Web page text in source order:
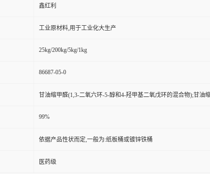
鑫红利
工业原材料,用于工业化大生产
25kg/200kg/5kg/1kg
86687-05-0
甘油缩甲醛(1,3-二氧六环-5-醇和4-羟甲基二氧戊环的混合物);甘油
99%
依据产品性状而定,一般为:纸板桶或镀锌铁桶
医药级